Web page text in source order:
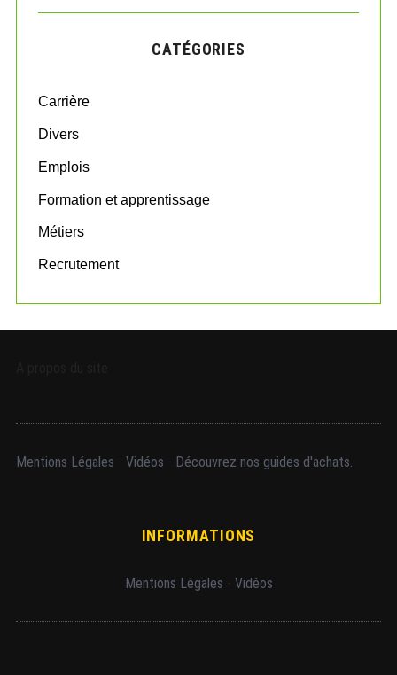
r
o
:
C
CATÉGORIES
Carrière
Divers
Emplois
Formation et apprentissage
Métiers
Recrutement
Mentions Légales Vidéos Découvrez nos guides d'achats.
INFORMATIONS
Mentions Légales Vidéos